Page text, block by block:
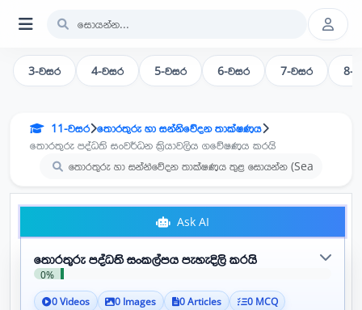
3-වසර 4-වසර 5-වසර 6-වසර 7-වසර 8-
11-වසර තොරතුරු හා සන්නිවේදන තාක්ෂණය
තොරතුරු පද්ධති සංවර්ධන ක්‍රියාවලිය ගවේෂණය කරයි
Ask AI
තොරතුරු පද්ධති සංකල්පය පැහැදිලි කරයි
0%
0 Videos 0 Images 0 Articles
0 MCQ